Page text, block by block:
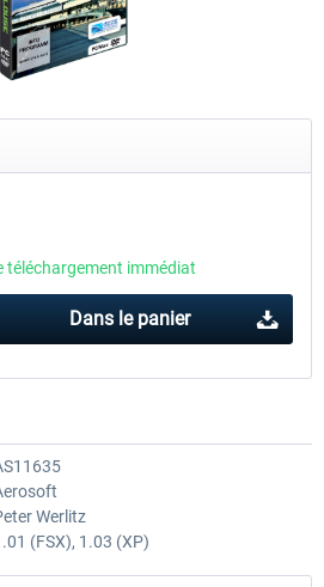
V2 XP Airport Zurich V2.0 XP
téléchargement immédiat
Dans le panier
Werlitz
(FSX), 1.03 (XP)